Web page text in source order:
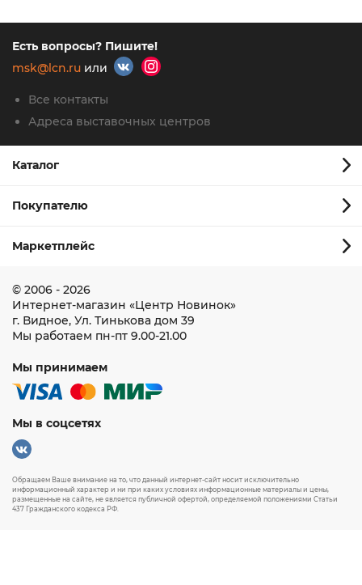
Есть вопросы? Пишите!
msk@lcn.ru или
Все контакты
Адреса выставочных центров
Каталог
Покупателю
Маркетплейс
© 2006 - 2026
Интернет-магазин «Центр Новинок»
г. Видное, Ул. Тинькова дом 39
Мы работаем пн-пт 9.00-21.00
Мы принимаем
Мы в соцсетях
Обращаем Ваше внимание на то, что данный интернет-сайт носит исключительно
информационный характер и ни при каких условиях информационные материалы и цены,
размещенные на сайте, не является публичной офертой, определяемой положениями Статьи
437 Гражданского кодекса РФ.